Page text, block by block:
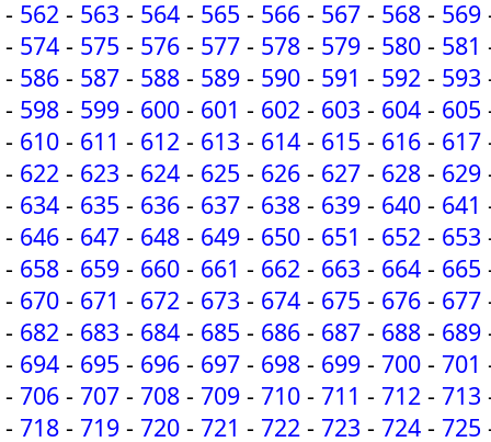
- 562 - 563 - 564 - 565 - 566 - 567 - 568 - 569
- 574 - 575 - 576 - 577 - 578 - 579 - 580 - 581
- 586 - 587 - 588 - 589 - 590 - 591 - 592 - 593
- 598 - 599 - 600 - 601 - 602 - 603 - 604 - 605
- 610 - 611 - 612 - 613 - 614 - 615 - 616 - 617
- 622 - 623 - 624 - 625 - 626 - 627 - 628 - 629
- 634 - 635 - 636 - 637 - 638 - 639 - 640 - 641
- 646 - 647 - 648 - 649 - 650 - 651 - 652 - 653
- 658 - 659 - 660 - 661 - 662 - 663 - 664 - 665
- 670 - 671 - 672 - 673 - 674 - 675 - 676 - 677
- 682 - 683 - 684 - 685 - 686 - 687 - 688 - 689
- 694 - 695 - 696 - 697 - 698 - 699 - 700 - 701
- 706 - 707 - 708 - 709 - 710 - 711 - 712 - 713
- 718 - 719 - 720 - 721 - 722 - 723 - 724 - 725